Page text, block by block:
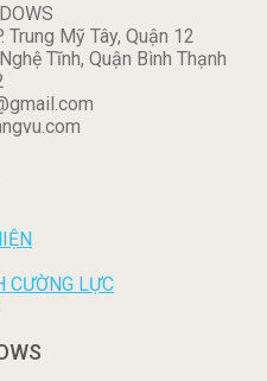
Mỹ Tây, Quận 12
Tĩnh, Quận Bình Thạnh
CƯỜNG LỰC